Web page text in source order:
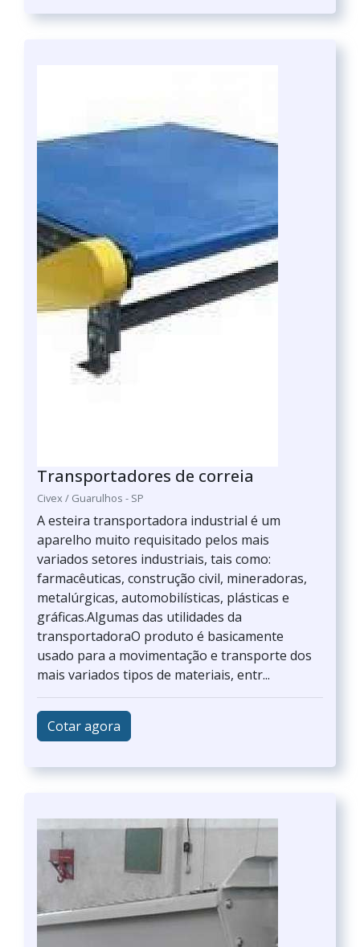
Transportadores de correia
Civex / Guarulhos - SP
A esteira transportadora industrial é um
aparelho muito requisitado pelos mais
variados setores industriais, tais como:
farmacêuticas, construção civil, mineradoras,
metalúrgicas, automobilísticas, plásticas e
gráficas.Algumas das utilidades da
transportadoraO produto é basicamente
usado para a movimentação e transporte dos
mais variados tipos de materiais, entr...
Cotar agora